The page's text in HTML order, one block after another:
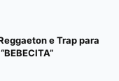
e Trap para